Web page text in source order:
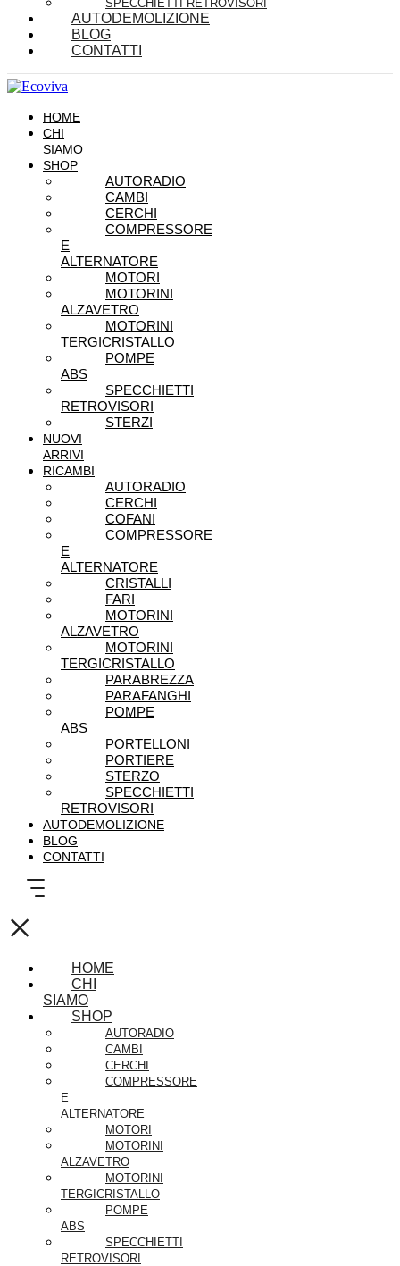
SPECCHIETTI RETROVISORI
AUTODEMOLIZIONE
BLOG
CONTATTI
HOME
CHI
SIAMO
SHOP
AUTORADIO
CAMBI
CERCHI
COMPRESSORE
E
ALTERNATORE
MOTORI
MOTORINI
ALZAVETRO
MOTORINI
TERGICRISTALLO
POMPE
ABS
SPECCHIETTI
RETROVISORI
STERZI
NUOVI
ARRIVI
RICAMBI
AUTORADIO
CERCHI
COFANI
COMPRESSORE
E
ALTERNATORE
CRISTALLI
FARI
MOTORINI
ALZAVETRO
MOTORINI
TERGICRISTALLO
PARABREZZA
PARAFANGHI
POMPE
ABS
PORTELLONI
PORTIERE
STERZO
SPECCHIETTI
RETROVISORI
AUTODEMOLIZIONE
BLOG
CONTATTI
×
HOME
CHI
SIAMO
SHOP
AUTORADIO
CAMBI
CERCHI
COMPRESSORE
E
ALTERNATORE
MOTORI
MOTORINI
ALZAVETRO
MOTORINI
TERGICRISTALLO
POMPE
ABS
SPECCHIETTI
RETROVISORI